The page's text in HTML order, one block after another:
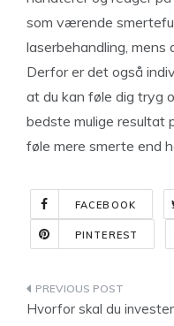
som værende
laserbehandling,
Derfor er det også
at du kan føle dig tryg
bedste mulige resultat
føle mere smerte end
FACEBOOK
PINTEREST
Hvorfor skal du